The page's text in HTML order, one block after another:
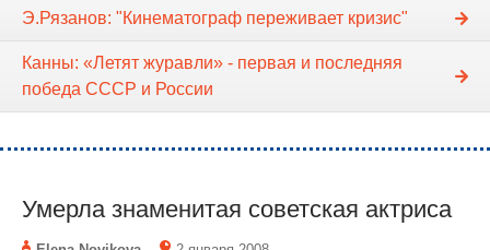
Э.Рязанов: "Кинематограф переживает кризис"
Канны: «Летят журавли» - первая и последняя
победа СССР и России
Умерла знаменитая советская актриса